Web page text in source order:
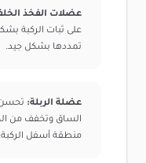
عضلات الفخذ
على ثبات الركبة
تمددها بشكل جيد.
عضلة الربلة: تحسن
الساق وتخفف من
منطقة أسفل الركبة.